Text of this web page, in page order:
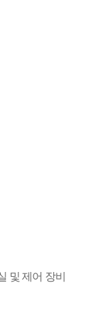
및 제어 장비